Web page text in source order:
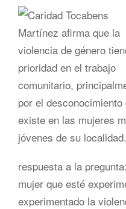
respuesta a la
mujer que esté
experimentado la